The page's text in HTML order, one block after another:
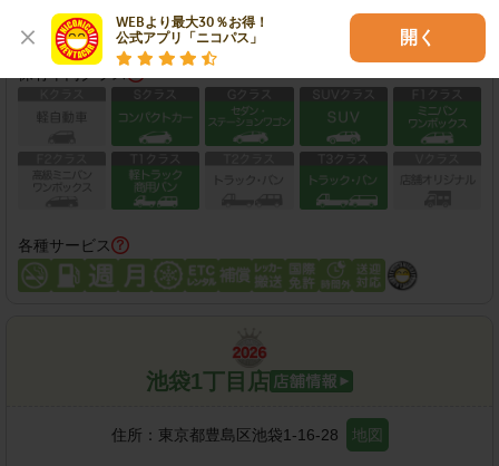
WEBより最大30％お得！
公式アプリ「ニコパス」
開く
この店舗で予約する
各種サービス
池袋1丁目店
住所： 東京都豊島区池袋1-16-28 地図